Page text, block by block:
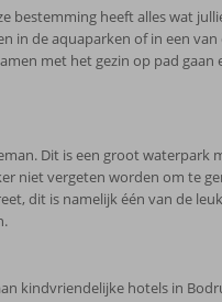
bestemming heeft alles wat
in de aquaparken of in een
met het gezin op pad gaan
Dit is een groot waterpark
niet vergeten worden om te
dit is namelijk één van de
kindvriendelijke hotels in